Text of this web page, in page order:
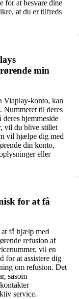
for at besvare dine
at du er tilfreds
min
Viaplay-konto, kan
Nummeret til deres
hjemmeside
vil du blive stillet
vil hjælpe dig med
din konto,
eller
for at få
få hjælp med
refusion af
vil en
for at assistere dig
om refusion. Det
såsom
service.